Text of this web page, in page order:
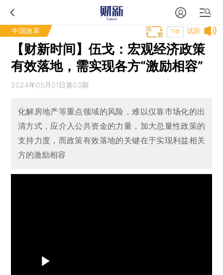
中国改革 试听
T中
【财新时间】伍戈：宏观经济政策
有效落地，需实现各方“激励相容”
2024年05月01日第03期
化解房地产等重点领域的风险，难以仅靠市场化的出
清方式，应介入公共资金的力量，加大总量性政策的
支持力度，而政策有效落地的关键在于实现利益相关
方的激励相容